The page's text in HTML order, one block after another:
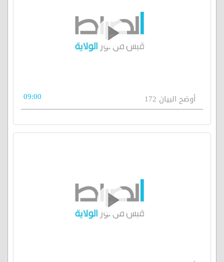
أوضح البيان 172 09:00